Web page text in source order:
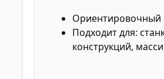
Ориентировочный
Подходит для:
конструкций,